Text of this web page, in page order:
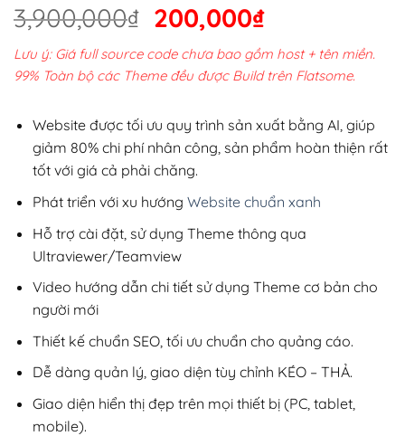
3,900,000₫ Giá
gốc
là:
3,900,000₫.
200,000₫Giá
hiện
tại
200,000₫.
Lưu ý: Giá full source code chưa bao gồm host + tên miền.
99% Toàn bộ các Theme đều được Build trên Flatsome.
Website được tối ưu quy trình sản xuất bằng AI, giúp
giảm 80% chi phí nhân công, sản phẩm hoàn thiện rất
tốt với giá cả phải chăng.
Phát triển với xu hướng Website chuẩn xanh
Hỗ trợ cài đặt, sử dụng Theme thông qua
Ultraviewer/Teamview
Video hướng dẫn chi tiết sử dụng Theme cơ bản cho
người mới
Thiết kế chuẩn SEO, tối ưu chuẩn cho quảng cáo.
Dễ dàng quản lý, giao diện tùy chỉnh KÉO – THẢ.
Giao diện hiển thị đẹp trên mọi thiết bị (PC, tablet,
mobile).